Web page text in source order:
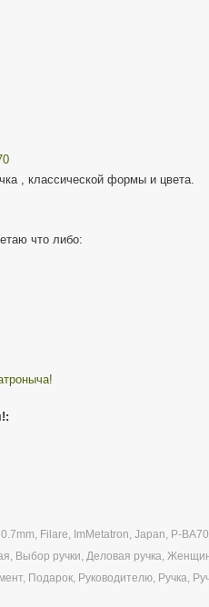
, классической формы и цвета.
что либо:
0.7mm, Filare, ImMetatron, Japan, P-BA70
, Выбор ручки, Деловая ручка,
, Подарок, Руководителю, Ручка,